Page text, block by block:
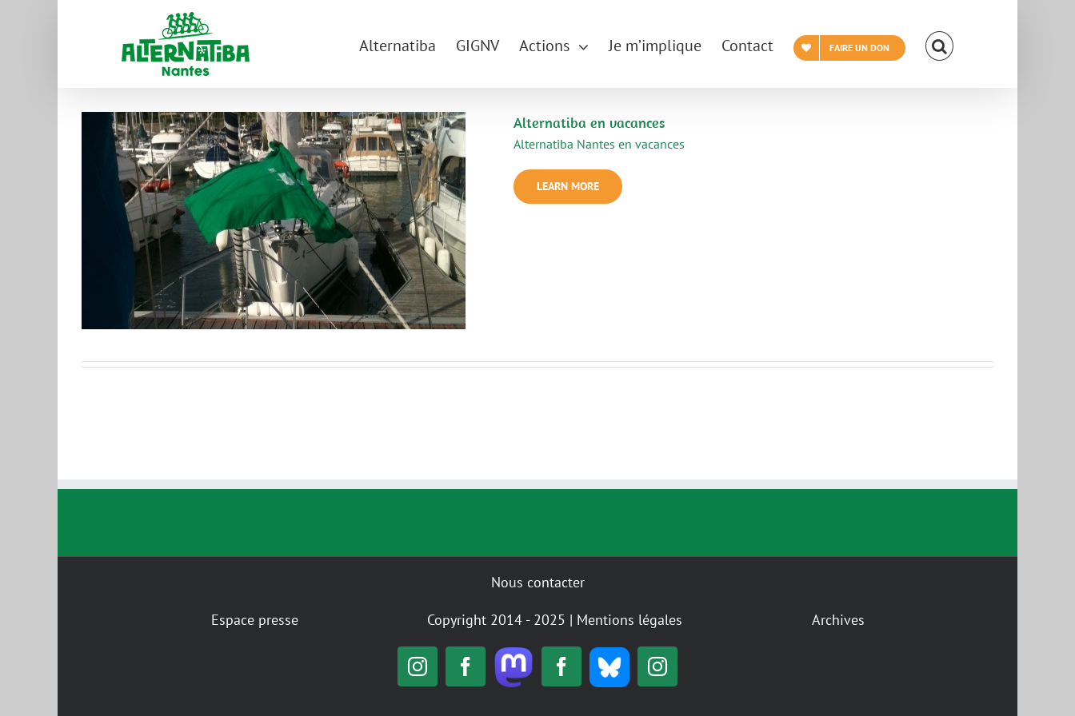
Alternatiba GIGNV Actions Je m’implique Contact FAIRE UN DON
Alternatiba en vacances
Alternatiba Nantes en vacances
LEARN MORE
Nous contacter
Espace presse Copyright 2014 - 2025 | Mentions légales Archives
InstagramFacebook
Mastodon
Alternatiba Facebook
Bluesky
GIGNV
Instagram